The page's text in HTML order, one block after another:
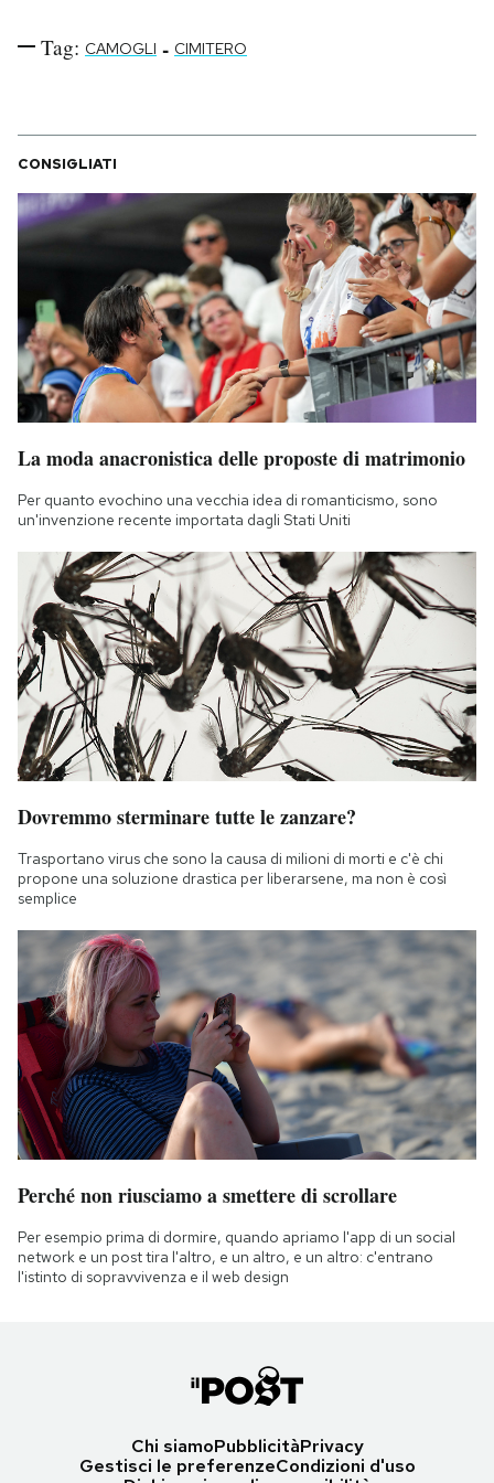
Tag: CAMOGLI - CIMITERO
CONSIGLIATI
La moda anacronistica delle proposte di matrimonio
Per quanto evochino una vecchia idea di romanticismo, sono
un'invenzione recente importata dagli Stati Uniti
Dovremmo sterminare tutte le zanzare?
Trasportano virus che sono la causa di milioni di morti e c'è chi
propone una soluzione drastica per liberarsene, ma non è così
semplice
Perché non riusciamo a smettere di scrollare
Per esempio prima di dormire, quando apriamo l'app di un social
network e un post tira l'altro, e un altro, e un altro: c'entrano
l'istinto di sopravvivenza e il web design
Chi siamoPubblicitàPrivacy
Gestisci le preferenzeCondizioni d'uso